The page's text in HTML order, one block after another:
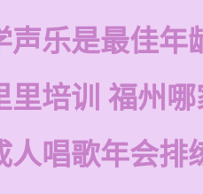
声乐是最佳年
里培训 福州
人唱歌年会排